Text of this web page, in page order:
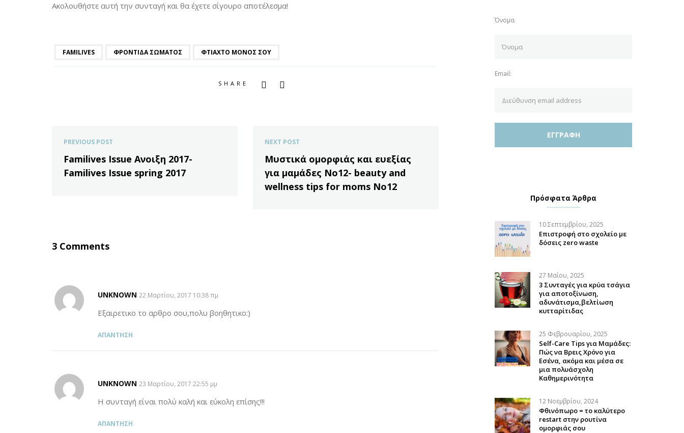
Ακολουθήστε αυτή την συνταγή και θα έχετε σίγουρο αποτέλεσμα!
FAMILIVES ΦΡΟΝΤΊΔΑ ΣΏΜΑΤΟΣ ΦΤΙΑΧΤΟ ΜΌΝΟΣ ΣΟΥ
SHARE
PREVIOUS POST
Familives Ιssue Aνοιξη 2017-
Familives Issue spring 2017
NEXT POST
Μυστικά ομορφιάς και ευεξίας
για μαμάδες Νο12- beauty and
wellness tips for moms No12
3 Comments
UNKNOWN SAYS:
22 Μαρτίου, 2017 10:38 πμ
Εξαιρετικο το αρθρο σου,πολυ βοηθητικο:)
ΑΠΆΝΤΗΣΗ
UNKNOWN SAYS:
23 Μαρτίου, 2017 22:55 μμ
Η συνταγή είναι πολύ καλή και εύκολη επίσης!!!
ΑΠΆΝΤΗΣΗ
Όνομα
Email:
Πρόσφατα Άρθρα
10 Σεπτεμβρίου, 2025
Επιστροφή στο σχολείο με
δόσεις zero waste
27 Μαΐου, 2025
3 Συνταγές για κρύα τσάγια
για αποτοξίνωση,
αδυνάτισμα,βελτίωση
κυτταρίτιδας
25 Φεβρουαρίου, 2025
Self-Care Tips για Μαμάδες:
Πώς να Βρεις Χρόνο για
Εσένα, ακόμα και μέσα σε
μια πολυάσχολη
Καθημερινότητα
12 Νοεμβρίου, 2024
Φθινόπωρο = το καλύτερο
restart στην ρουτίνα
ομορφιάς σου